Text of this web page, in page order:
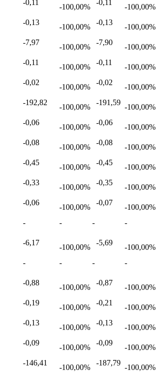
-0,11
-100,00%
-0,11
-100,00%
-0,13
-100,00%
-0,13
-100,00%
-7,97
-100,00%
-7,90
-100,00%
-0,11
-100,00%
-0,11
-100,00%
-0,02
-100,00%
-0,02
-100,00%
-192,82
-100,00%
-191,59
-100,00%
-0,06
-100,00%
-0,06
-100,00%
-0,08
-100,00%
-0,08
-100,00%
-0,45
-100,00%
-0,45
-100,00%
-0,33
-100,00%
-0,35
-100,00%
-0,06
-100,00%
-0,07
-100,00%
- - - -
-6,17
-100,00%
-5,69
-100,00%
- - - -
-0,88
-100,00%
-0,87
-100,00%
-0,19
-100,00%
-0,21
-100,00%
-0,13
-100,00%
-0,13
-100,00%
-0,09
-100,00%
-0,09
-100,00%
-146,41
-100,00%
-187,79
-100,00%